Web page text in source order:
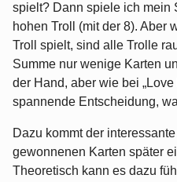
spielt? Dann spiele ich mein
hohen Troll (mit der 8). Aber
Troll spielt, sind alle Trolle
Summe nur wenige Karten
der Hand, aber wie bei „Love
spannende Entscheidung,
Dazu kommt der
gewonnenen Karten später
Theoretisch kann es dazu